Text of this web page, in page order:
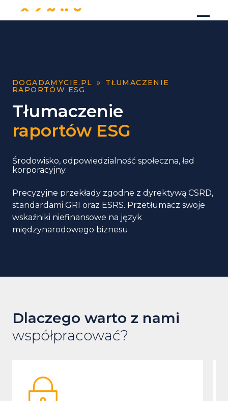
DOGADAMYCIE.PL » TŁUMACZENIE
RAPORTÓW ESG
Tłumaczenie
raportów ESG
Środowisko, odpowiedzialność społeczna, ład
korporacyjny.
Precyzyjne przekłady zgodne z dyrektywą CSRD,
standardami GRI oraz ESRS. Przetłumacz swoje
wskaźniki niefinansowe na język
międzynarodowego biznesu.
Dlaczego warto z nami
współpracować?